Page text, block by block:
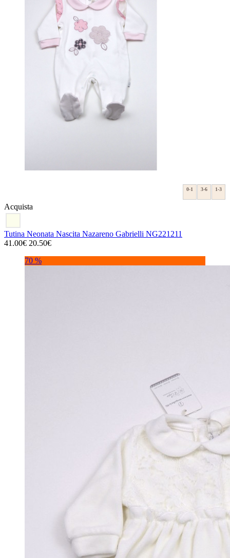
1-3
3-6
0-1
Acquista
Tutina Neonata Nascita Nazareno Gabrielli NG221211
41.00€ 20.50€
70 %